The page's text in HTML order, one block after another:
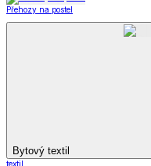
Přehozy na postel
Bytový textil
textil